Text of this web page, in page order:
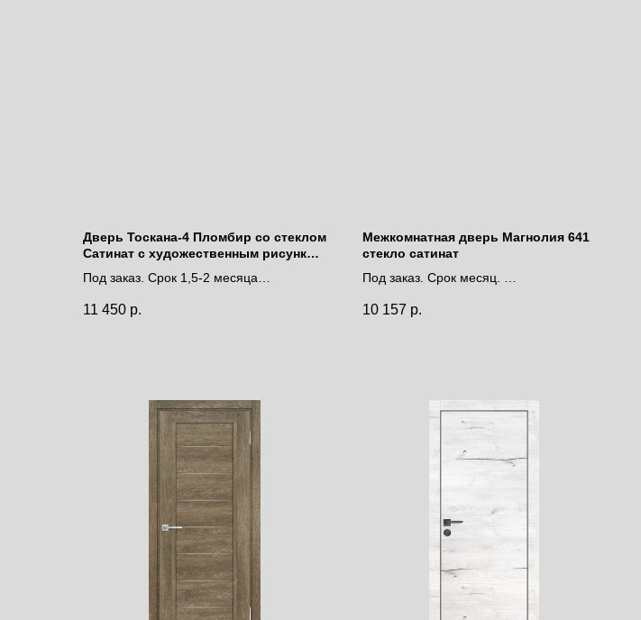
Дверь Тоскана-4 Пломбир со стеклом
Сатинат с художественным рисунком
решетка
Под заказ. Срок 1,5-2 месяца
11 450 р.
Межкомнатная дверь Магнолия 641
стекло сатинат
Под заказ. Срок месяц.
10 157 р.